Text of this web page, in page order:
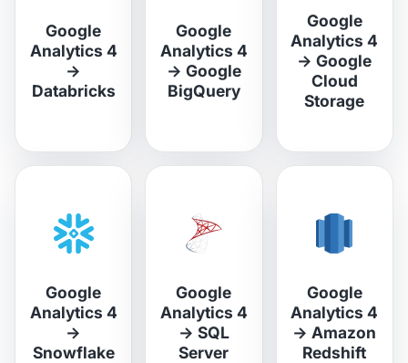
Google
Analytics 4
→
Databricks
Google
Analytics 4
→ Google
BigQuery
Google
Analytics 4
→Google
Cloud
Storage
Google
Analytics 4
→
Snowflake
Google
Analytics 4
→ SQL
Server
Google
Analytics 4
→Amazon
Redshift